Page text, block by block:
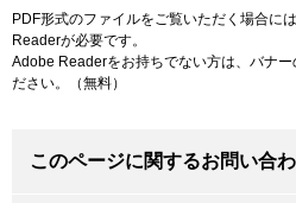
PDF形式のファイルをご覧いただく場合に
Readerが必要です。
Adobe Readerをお持ちでない方は、バナ
ださい。（無料）
このページに関するお問い合